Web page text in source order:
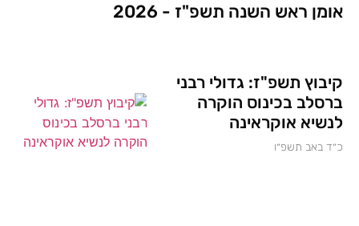
אומן ראש השנה תשפ"ז - 2026
קיבוץ תשפ"ז: גדולי רבני
ברסלב בכינוס הוקרה
לנשיא אוקראינה
כ״ד באב תשפ״ו